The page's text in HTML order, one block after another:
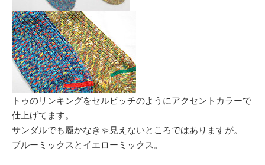
トゥのリンキングをセルビッチのようにアクセントカラーで
仕上げてます。
サンダルでも履かなきゃ見えないところではありますが。
ブルーミックスとイエローミックス。